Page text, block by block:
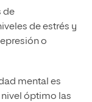
de
de estrés y
o
mental es
nivel óptimo las